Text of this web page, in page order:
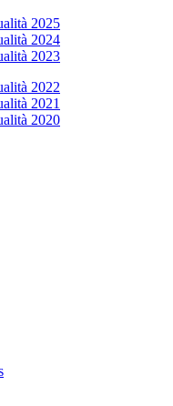
2025
2024
2023
2022
2021
2020